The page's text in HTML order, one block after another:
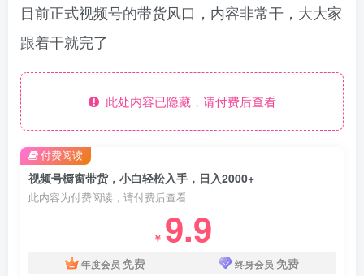
目前正式视频号的带货风口，内容非常干，大大家
跟着干就完了
此处内容已隐藏，请付费后查看
视频号橱窗带货，小白轻松入手，日入2000+
此内容为付费阅读，请付费后查看
￥ 9.9
年度会员 免费 终身会员 免费
付费阅读